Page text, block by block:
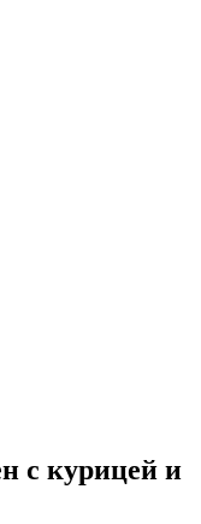
с курицей и